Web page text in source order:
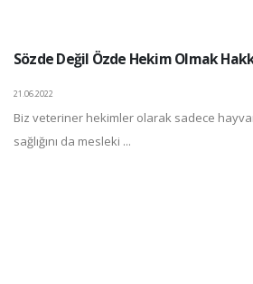
Sözde Değil Özde Hekim Olmak
21.06.2022
Biz veteriner hekimler olarak sadece
sağlığını da mesleki ...